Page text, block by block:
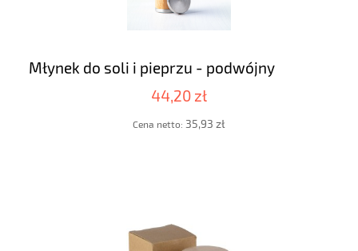
Młynek do soli i pieprzu - podwójny
44,20 zł
Cena netto: 35,93 zł